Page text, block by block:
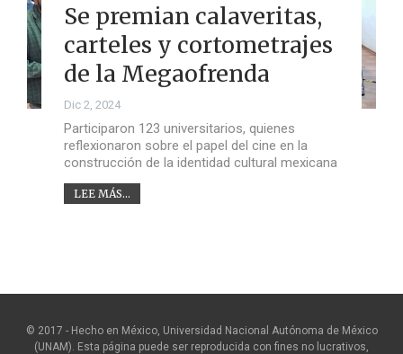
Se premian calaveritas,
carteles y cortometrajes
de la Megaofrenda
Dic 2, 2024
Participaron 123 universitarios, quienes
reflexionaron sobre el papel del cine en la
construcción de la identidad cultural mexicana
LEE MÁS...
© 2017 - Hecho en México, Universidad Nacional Autónoma de México
(UNAM). Esta página puede ser reproducida con fines no lucrativos,